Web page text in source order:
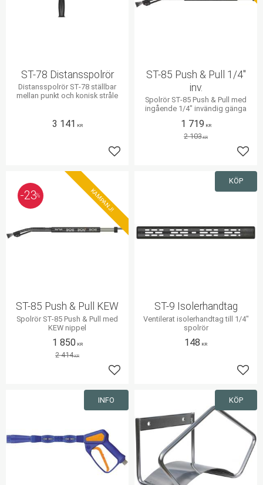
ST-78 Distansspolrör
Distansspolrör ST-78 ställbar
mellan punkt och konisk stråle
3 141 KR
Lägg till i favoriter
ST-85 Push & Pull 1/4"
inv.
Spolrör ST-85 Push & Pull med
ingående 1/4" invändig gänga
1 719 KR
2 103KR
ST-85 Push & Pull KEW
Spolrör ST-85 Push & Pull med
KEW nippel
1 850KR
2 414KR
23% KAMPANJ!
Lägg till i favoriter
ST-9 Isolerhandtag
Ventilerat isolerhandtag till 1/4"
spolrör
148 KR
KÖP
INFO KÖP